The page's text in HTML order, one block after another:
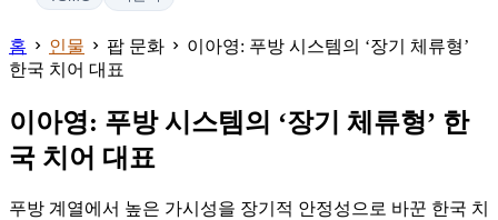
홈 인물 팝 문화
이아영: 푸방 시스템의 ‘장기 체류형’
한국 치어 대표
이아영: 푸방 시스템의 ‘장기 체류형’ 한
국 치어 대표
푸방 계열에서 높은 가시성을 장기적 안정성으로 바꾼 한국 치